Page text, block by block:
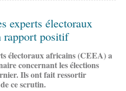
experts électoraux
rapport positif
électoraux africains (CEEA) a
concernant les élections
Ils ont fait ressortir
ce scrutin.